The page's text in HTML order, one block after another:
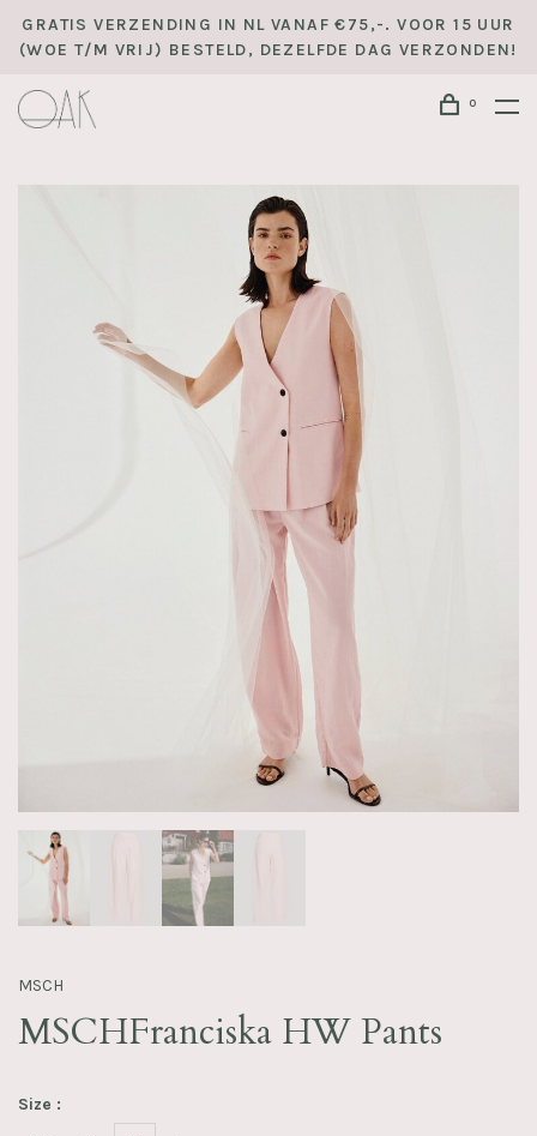
GRATIS VERZENDING IN NL VANAF €75,-. VOOR 15 UUR
(WOE T/M VRIJ) BESTELD, DEZELFDE DAG VERZONDEN!
0
MSCH
MSCHFranciska HW Pants
Size :